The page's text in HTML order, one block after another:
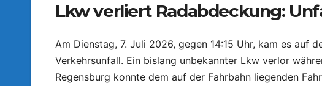
Lkw verliert Radabdeckung:
Am Dienstag, 7. Juli 2026, gegen 14:15 Uhr, kam es auf
Verkehrsunfall. Ein bislang unbekannter Lkw verlor
Regensburg konnte dem auf der Fahrbahn liegenden